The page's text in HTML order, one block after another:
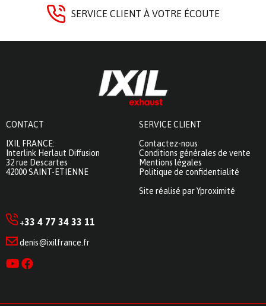
SERVICE CLIENT À VOTRE ÉCOUTE
CONTACT
IXIL FRANCE:
Interlink Herlaut Diffusion
32 rue Descartes
42000 SAINT-ETIENNE
SERVICE CLIENT
Contactez-nous
Conditions générales de vente
Mentions légales
Politique de confidentialité
Site réalisé par Yproximité
+33 4 77 34 33 11
denis@ixilfrance.fr